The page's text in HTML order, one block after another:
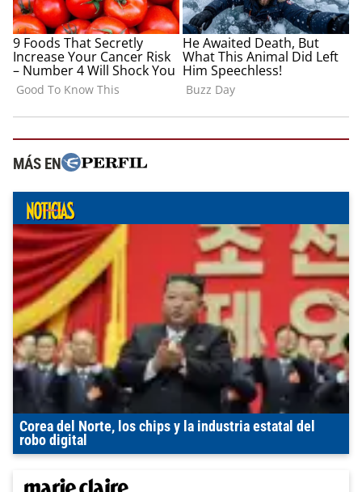
MÁS EN
Corea del Norte, los chips y la industria estatal del
robo digital